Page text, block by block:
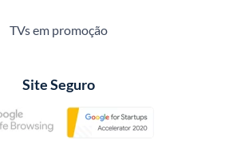
TVs em promoção
Site Seguro